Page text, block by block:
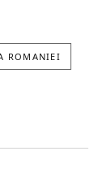
ROMANIEI